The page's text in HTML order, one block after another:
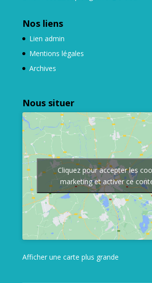
Nos liens
Lien admin
Mentions légales
Archives
Nous situer
Cliquez pour accepter les
marketing et activer ce
Afficher une carte plus grande